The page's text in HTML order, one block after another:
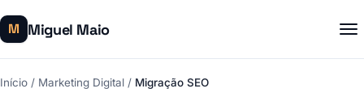
M Miguel Maio
Início / Marketing Digital / Migração SEO